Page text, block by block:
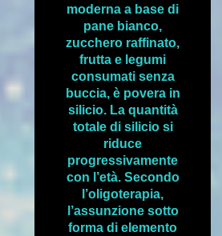
moderna a base di
pane bianco,
zucchero raffinato,
frutta e legumi
consumati senza
buccia, è povera in
silicio. La quantità
totale di silicio si
riduce
progressivamente
con l’età. Secondo
l’oligoterapia,
l’assunzione sotto
forma di elemento